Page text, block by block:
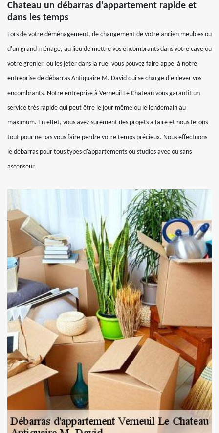
Chateau un débarras d’appartement rapide et
dans les temps
Lors de votre déménagement, de changement de votre ancien meubles ou
d'un grand ménage, au lieu de mettre vos encombrants dans votre cave ou
votre grenier, ou les jeter dans la rue, vous pouvez faire appel à notre
entreprise de débarras Antiquaire M. David qui se charge d'enlever vos
encombrants. Notre entreprise à Verneuil Le Chateau vous garantit un
service très rapide qui peut être le jour même ou le lendemain au
maximum. En effet, vous avez sûrement des projets à faire et nous ferons
tout pour ne pas vous faire perdre votre temps précieux. Nous effectuons
le débarras pour tous types d'appartements ou studios avec ou sans
ascenseur.